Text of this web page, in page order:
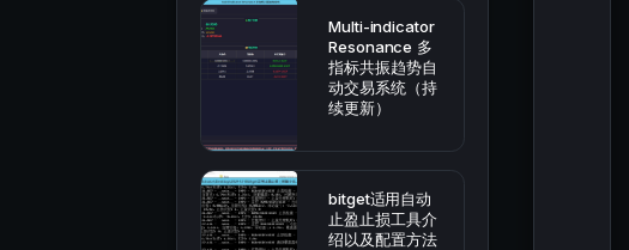
Multi-indicator
Resonance 多
指标共振趋势自
动交易系统（持
续更新）
bitget适用自动
止盈止损工具介
绍以及配置方法